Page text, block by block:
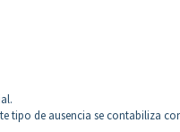
tipo de ausencia se contabiliza